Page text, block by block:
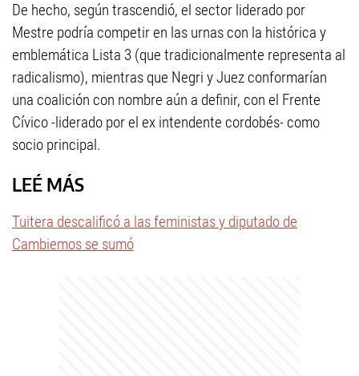
De hecho, según trascendió, el sector liderado por
Mestre podría competir en las urnas con la histórica y
emblemática Lista 3 (que tradicionalmente representa al
radicalismo), mientras que Negri y Juez conformarían
una coalición con nombre aún a definir, con el Frente
Cívico -liderado por el ex intendente cordobés- como
socio principal.
LEÉ MÁS
Tuitera descalificó a las feministas y diputado de
Cambiemos se sumó